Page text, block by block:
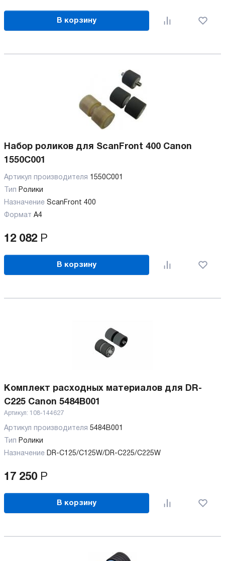
В корзину
Набор роликов для ScanFront 400 Canon
1550C001
Артикул производителя 1550C001
Тип Ролики
Назначение ScanFront 400
Формат А4
12 082 Р
В корзину
Комплект расходных материалов для DR-
C225 Canon 5484B001
Артикул: 108-144627
Артикул производителя 5484B001
Тип Ролики
Назначение DR-C125/C125W/DR-C225/C225W
17 250 Р
В корзину